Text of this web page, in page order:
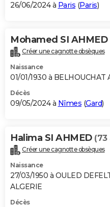
26/06/2024 à Paris (Paris)
Mohamed SI AHMED
Créer une cagnotte obsèques
Naissance
01/01/1930 à BELHOUCHAT
Décès
09/05/2024 à Nîmes (Gard)
Halima SI AHMED (73
Créer une cagnotte obsèques
Naissance
27/03/1950 à OULED
ALGERIE
Décès